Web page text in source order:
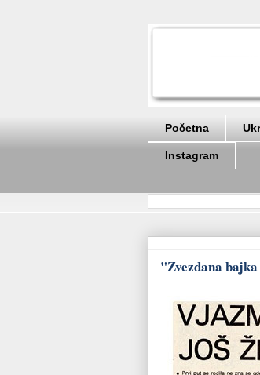
Početna
Instagram
"Zvezdana